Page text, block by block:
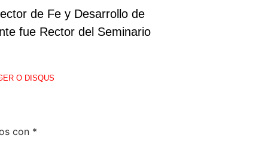
de Fe y Desarrollo de
fue Rector del Seminario
O DISQUS
con *